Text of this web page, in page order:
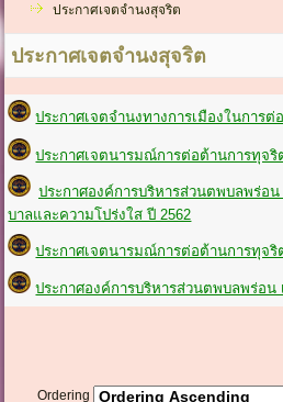
ประกาศเจตจำนงสุจริต
ประกาศเจตจำนงสุจริต
ประกาศเจตจำนงทางการเมืองในการ
ประกาศเจตนารมณ์การต่อต้านการทุจ
ประกาศองค์การบริหารส่วนตพบลพร่อ
บาลและความโปร่งใส ปี 2562
ประกาศเจตนารมณ์การต่อต้านการทุจริ
ประกาศองค์การบริหารส่วนตพบลพร่อน
Ordering